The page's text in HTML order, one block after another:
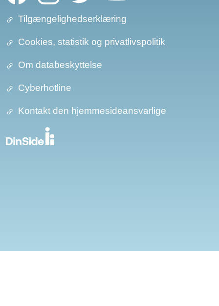
Tilgængelighedserklæring
Cookies, statistik og privatlivspolitik
Om databeskyttelse​​
Cyberhotline
Kontakt den hjemmesideansvarlige